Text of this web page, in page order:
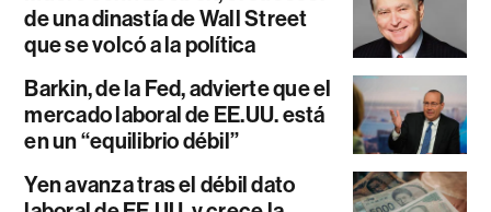
de una dinastía de Wall Street
que se volcó a la política
Barkin, de la Fed, advierte que el
mercado laboral de EE.UU. está
en un “equilibrio débil”
Yen avanza tras el débil dato